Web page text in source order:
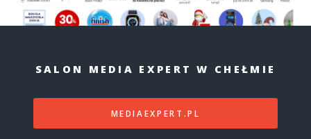
SALON MEDIA EXPERT W CHEŁMIE
MEDIAEXPERT.PL